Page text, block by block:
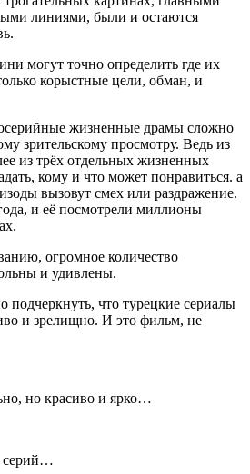
линиями, были и остаются
могут точно определить где их
корыстные цели, обман, и
жизненные драмы сложно
зрительскому просмотру. Ведь из
из трёх отдельных жизненных
кому и что может понравиться. а
вызовут смех или раздражение.
и её посмотрели миллионы
огромное количество
и удивлены.
подчеркнуть, что турецкие сериалы
и зрелищно. И это фильм, не
но красиво и ярко…
серий…